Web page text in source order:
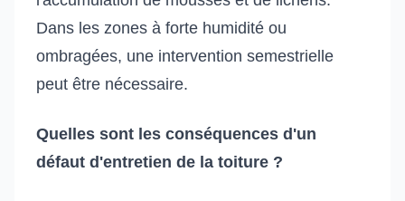
Dans les zones à forte humidité ou
ombragées, une intervention semestrielle
peut être nécessaire.
Quelles sont les conséquences d'un
défaut d'entretien de la toiture ?